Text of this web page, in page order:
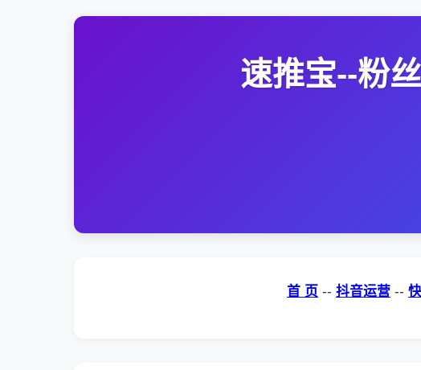
速推宝--粉
首 页 -- 抖音运营 --